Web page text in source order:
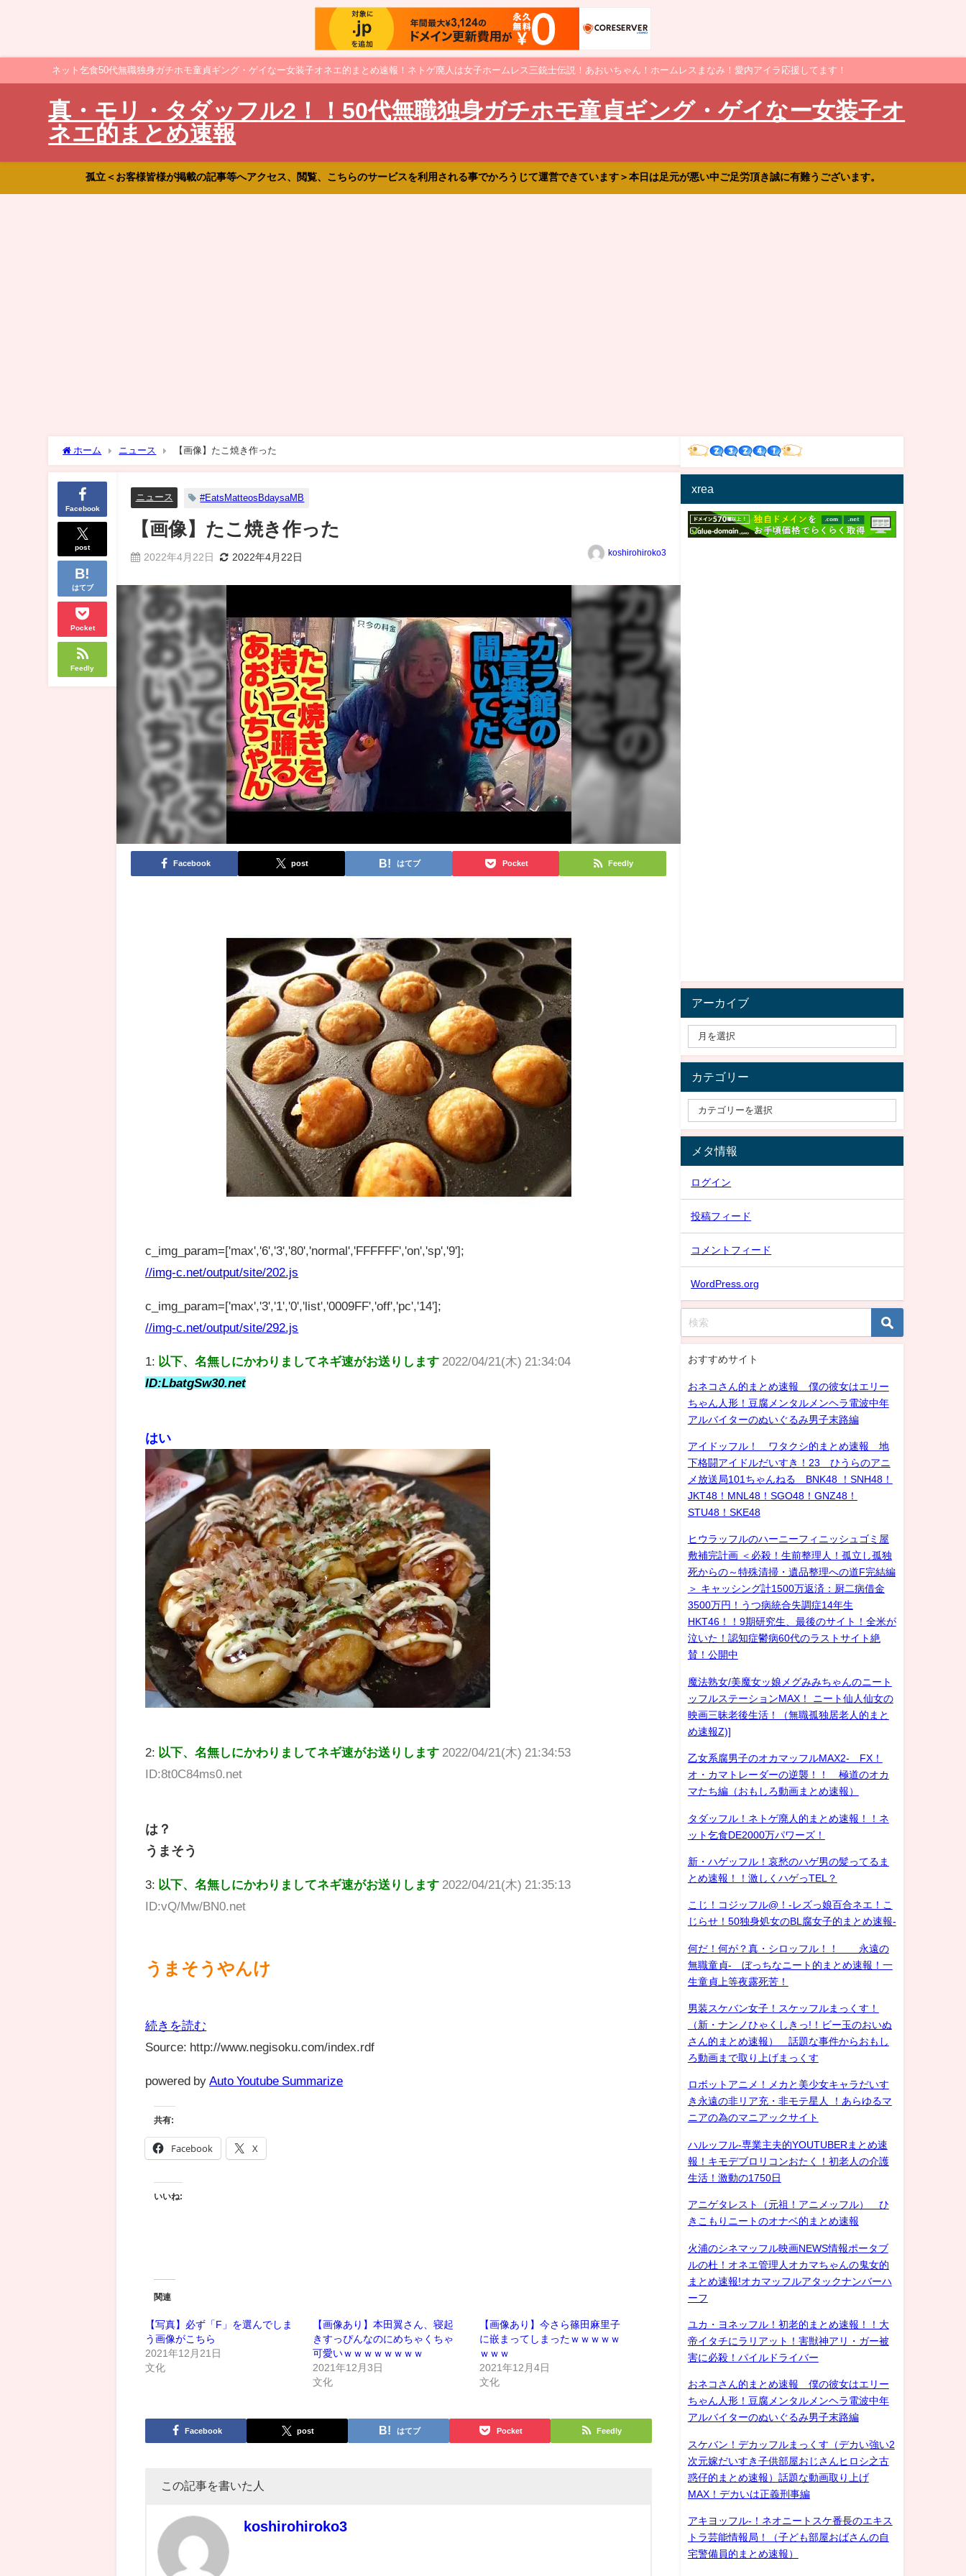
ネット乞食50代無職独身ガチホモ童貞ギング・ゲイなー女装子オネエ的まとめ速報！ネトゲ廃人は女子ホームレス三銃士伝説！あおいちゃん！ホームレスまなみ！愛内アイラ応援してます！
真・モリ・タダッフル2！！50代無職独身ガチホモ童貞ギング・ゲイなー女装子オ
ネエ的まとめ速報
孤立＜お客様皆様が掲載の記事等へアクセス、閲覧、こちらのサービスを利用される事でかろうじて運営できています＞本日は足元が悪い中ご足労頂き誠に有難うございます。
ホーム ニュース 【画像】たこ焼き作った
Facebook
post
はてブ
Pocket
Feedly
ニュース #EatsMatteosBdaysaMB
【画像】たこ焼き作った
2022年4月22日 2022年4月22日 koshirohiroko3
Facebook post はてブ Pocket Feedly
c_img_param=['max','6','3','80','normal','FFFFFF','on','sp','9'];
//img-c.net/output/site/202.js
c_img_param=['max','3','1','0','list','0009FF','off','pc','14'];
//img-c.net/output/site/292.js
1: 以下、名無しにかわりましてネギ速がお送りします 2022/04/21(木) 21:34:04
ID:LbatgSw30.net
はい
2: 以下、名無しにかわりましてネギ速がお送りします 2022/04/21(木) 21:34:53
ID:8t0C84ms0.net
は？
うまそう
3: 以下、名無しにかわりましてネギ速がお送りします 2022/04/21(木) 21:35:13
ID:vQ/Mw/BN0.net
うまそうやんけ
続きを読む
Source: http://www.negisoku.com/index.rdf
powered by Auto Youtube Summarize
共有:
Facebook X
いいね:
関連
【写真】必ず「F」を選んでしま
う画像がこちら
2021年12月21日
文化
【画像あり】本田翼さん、寝起
きすっぴんなのにめちゃくちゃ
可愛いｗｗｗｗｗｗｗｗ
2021年12月3日
文化
【画像あり】今さら篠田麻里子
に嵌まってしまったｗｗｗｗｗ
ｗｗｗ
2021年12月4日
文化
Facebook post はてブ Pocket Feedly
この記事を書いた人
koshirohiroko3
xrea
アーカイブ
カテゴリー
メタ情報
ログイン
投稿フィード
コメントフィード
WordPress.org
おすすめサイト
おネコさん的まとめ速報 僕の彼女はエリー
ちゃん人形！豆腐メンタルメンヘラ電波中年
アルバイターのぬいぐるみ男子末路編
アイドッフル！ ワタクシ的まとめ速報 地
下格闘アイドルだいすき！23 ひうらのアニ
メ放送局101ちゃんねる BNK48 ！SNH48！
JKT48！MNL48！SGO48！GNZ48！
STU48！SKE48
ヒウラッフルのハーニーフィニッシュゴミ屋
敷補完計画 ＜必殺！生前整理人！孤立し孤独
死からの～特殊清掃・遺品整理への道F完結編
＞ キャッシング計1500万返済：厨二病借金
3500万円！うつ病統合失調症14年生
HKT46！！9期研究生、最後のサイト！全米が
泣いた！認知症鬱病60代のラストサイト絶
賛！公開中
魔法熟女/美魔女ッ娘メグみみちゃんのニート
ッフルステーションMAX！ ニート仙人仙女の
映画三昧老後生活！（無職孤独居老人的まと
め速報Z)]
乙女系腐男子のオカマッフルMAX2- FX！
オ・カマトレーダーの逆襲！！ 極道のオカ
マたち編（おもしろ動画まとめ速報）
タダッフル！ネトゲ廃人的まとめ速報！！ネ
ット乞食DE2000万パワーズ！
新・ハゲッフル！哀愁のハゲ男の髪ってるま
とめ速報！！激しくハゲっTEL？
こじ！コジッフル@！-レズっ娘百合ネエ！こ
じらせ！50独身処女のBL腐女子的まとめ速報-
何だ！何が？真・シロッフル！！ 永遠の
無職童貞- ぼっちなニート的まとめ速報！一
生童貞上等夜露死苦！
男装スケバン女子！スケッフルまっくす！
（新・ナンノひゃくしきっ!！ビー玉のおいぬ
さん的まとめ速報） 話題な事件からおもし
ろ動画まで取り上げまっくす
ロボットアニメ！メカと美少女キャラだいす
き永遠の非リア充・非モテ星人 ！あらゆるマ
ニアの為のマニアックサイト
ハルッフル-専業主夫的YOUTUBERまとめ速
報！キモデブロリコンおたく！初老人の介護
生活！激動の1750日
アニゲタレスト（元祖！アニメッフル） ひ
きこもりニートのオナベ的まとめ速報
火浦のシネマッフル映画NEWS情報ポータブ
ルの杜！オネエ管理人オカマちゃんの鬼女的
まとめ速報!オカマッフルアタックナンバーハ
ーフ
ユカ・ヨネッフル！初老的まとめ速報！！大
帝イタチにラリアット！害獣神アリ・ガー被
害に必殺！パイルドライバー
おネコさん的まとめ速報 僕の彼女はエリー
ちゃん人形！豆腐メンタルメンヘラ電波中年
アルバイターのぬいぐるみ男子末路編
スケバン！デカッフルまっくす（デカい強い2
次元嫁だいすき子供部屋おじさんヒロシ之古
惑仔的まとめ速報）話題な動画取り上げ
MAX！デカいは正義刑事編
アキヨッフル-！ネオニートスケ番長のエキス
トラ芸能情報局！（子ども部屋おばさんの自
宅警備員的まとめ速報）